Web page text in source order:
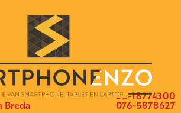
Breda 076-5878627
06-18774300